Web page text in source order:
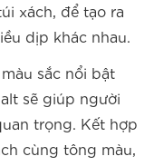
xách, để tạo ra
dịp khác nhau.
sắc nổi bật
sẽ giúp người
trọng. Kết hợp
cùng tông màu,